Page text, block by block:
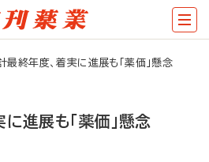
最終年度、着実に進展も「薬価」懸念
進展も「薬価」懸念